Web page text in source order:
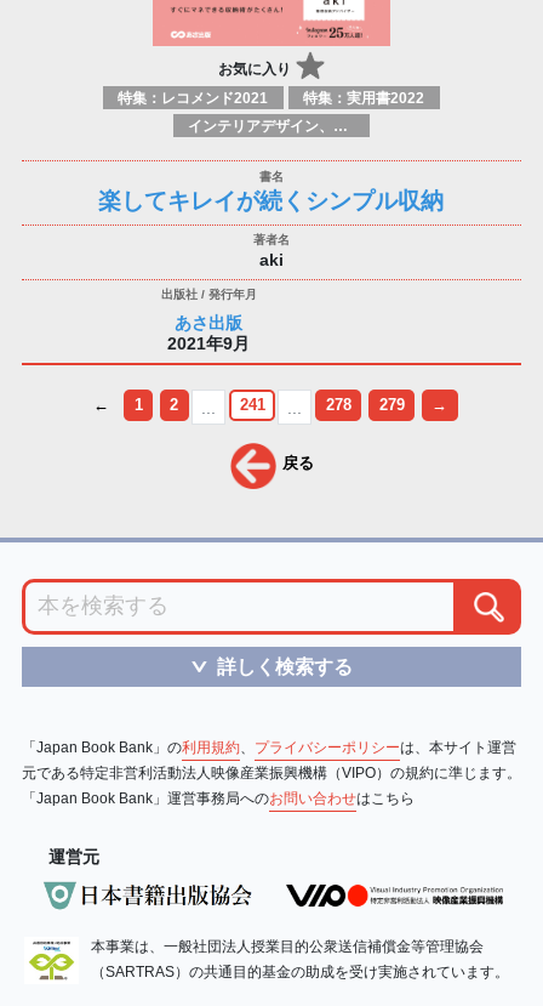
お気に入り
特集：レコメンド2021
特集：実用書2022
インテリアデザイン、装飾＆スタイルガイド
楽してキレイが続くシンプル収納
aki
あさ出版
2021年9月
← 1 2 241 278 279 →
戻る
＞ 詳しく検索する
「Japan Book Bank」の利用規約、 プライバシーポリシーは、本サイト運営
元である特定非営利活動法人映像産業振興機構（VIPO）の規約に準じます。
「Japan Book Bank」運営事務局へのお問い合わせはこちら
運営元
本事業は、一般社団法人授業目的公衆送信補償金等管理協会
（SARTRAS）の共通目的基金の助成を受け実施されています。